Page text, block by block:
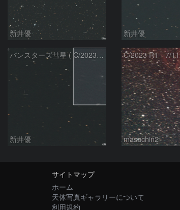
新井優 新井優
パンスターズ彗星 ( C/2023R1 ) ：2026/07/08
新井優
C/2023 R1 7/11
masachin2
サイトマップ
ホーム
天体写真ギャラリーについて
利用規約